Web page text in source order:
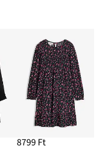
8799 Ft